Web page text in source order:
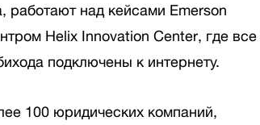
работают над кейсами Emerson
Helix Innovation Center, где все
подключены к интернету.
100 юридических компаний,